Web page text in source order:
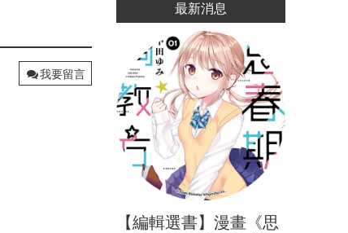
我要留言
立刻心情投票
最新消息
【編輯選書】漫畫《思